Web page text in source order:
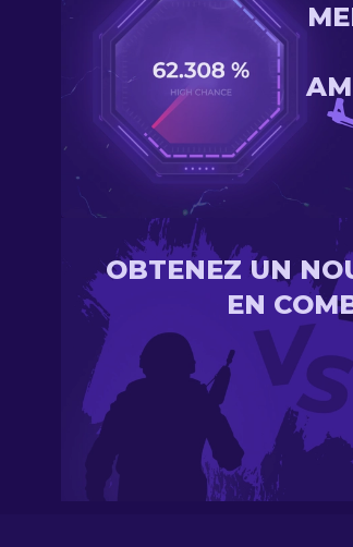
OBTENEZ UN
EN